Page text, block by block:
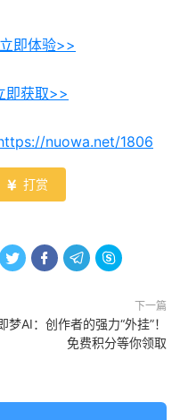
立即体验>>
即获取>>
nuowa.net/1806
 打赏
   
下一篇
梦AI：创作者的强力“外挂”！
免费积分等你领取